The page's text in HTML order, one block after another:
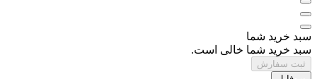
سبد خرید شما
سبد خرید شما خالی است.
ثبت سفارش